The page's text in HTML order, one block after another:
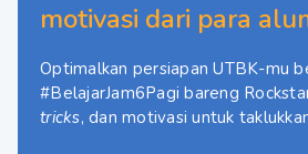
motivasi dari para
Optimalkan persiapan UTBK-mu
#BelajarJam6Pagi bareng
tricks, dan motivasi untuk